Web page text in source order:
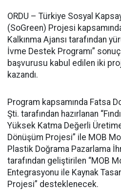
ORDU – Türkiye Sosyal
(SoGreen) Projesi
Kalkınma Ajansı tarafından
İvme Destek Programı”
başvurusu kabul edilen iki
kazandı.
Program kapsamında Fatsa
Şti. tarafından hazırlanan
Yüksek Katma Değerli
Dönüşüm Projesi” ile MOB
Plastik Doğrama Pazarlama
tarafından geliştirilen “MOB
Entegrasyonu ile Kaynak
Projesi” desteklenecek.